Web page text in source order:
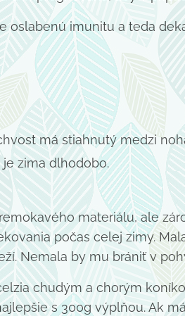
oslabenú imunitu a teda
má stiahnutý medzi
zima dlhodobo.
materiálu, ale
počas celej zimy.
Nemala by mu brániť v
chudým a chorým
s 300g výplňou. Ak